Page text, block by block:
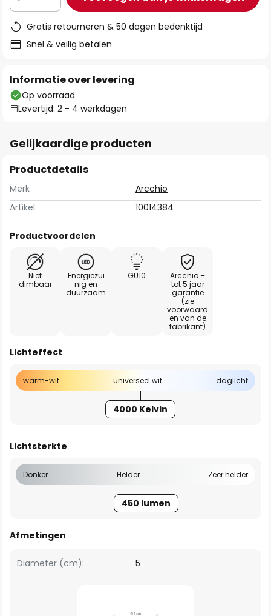
Gratis retourneren & 50 dagen bedenktijd
Snel & veilig betalen
Informatie over levering
Op voorraad
Levertijd: 2 - 4 werkdagen
Gelijkaardige producten
Productdetails
Merk
Arcchio
Artikel:
10014384
Productvoordelen
Niet
dimbaar
Energiezui
nig en
duurzaam
GU10
Arcchio –
tot 5 jaar
garantie
(zie
voorwaard
en van de
fabrikant)
Lichteffect
warm-wit universeel wit daglicht
4000 Kelvin
Lichtsterkte
Donker Helder Zeer helder
450 lumen
Afmetingen
Diameter (cm): 5